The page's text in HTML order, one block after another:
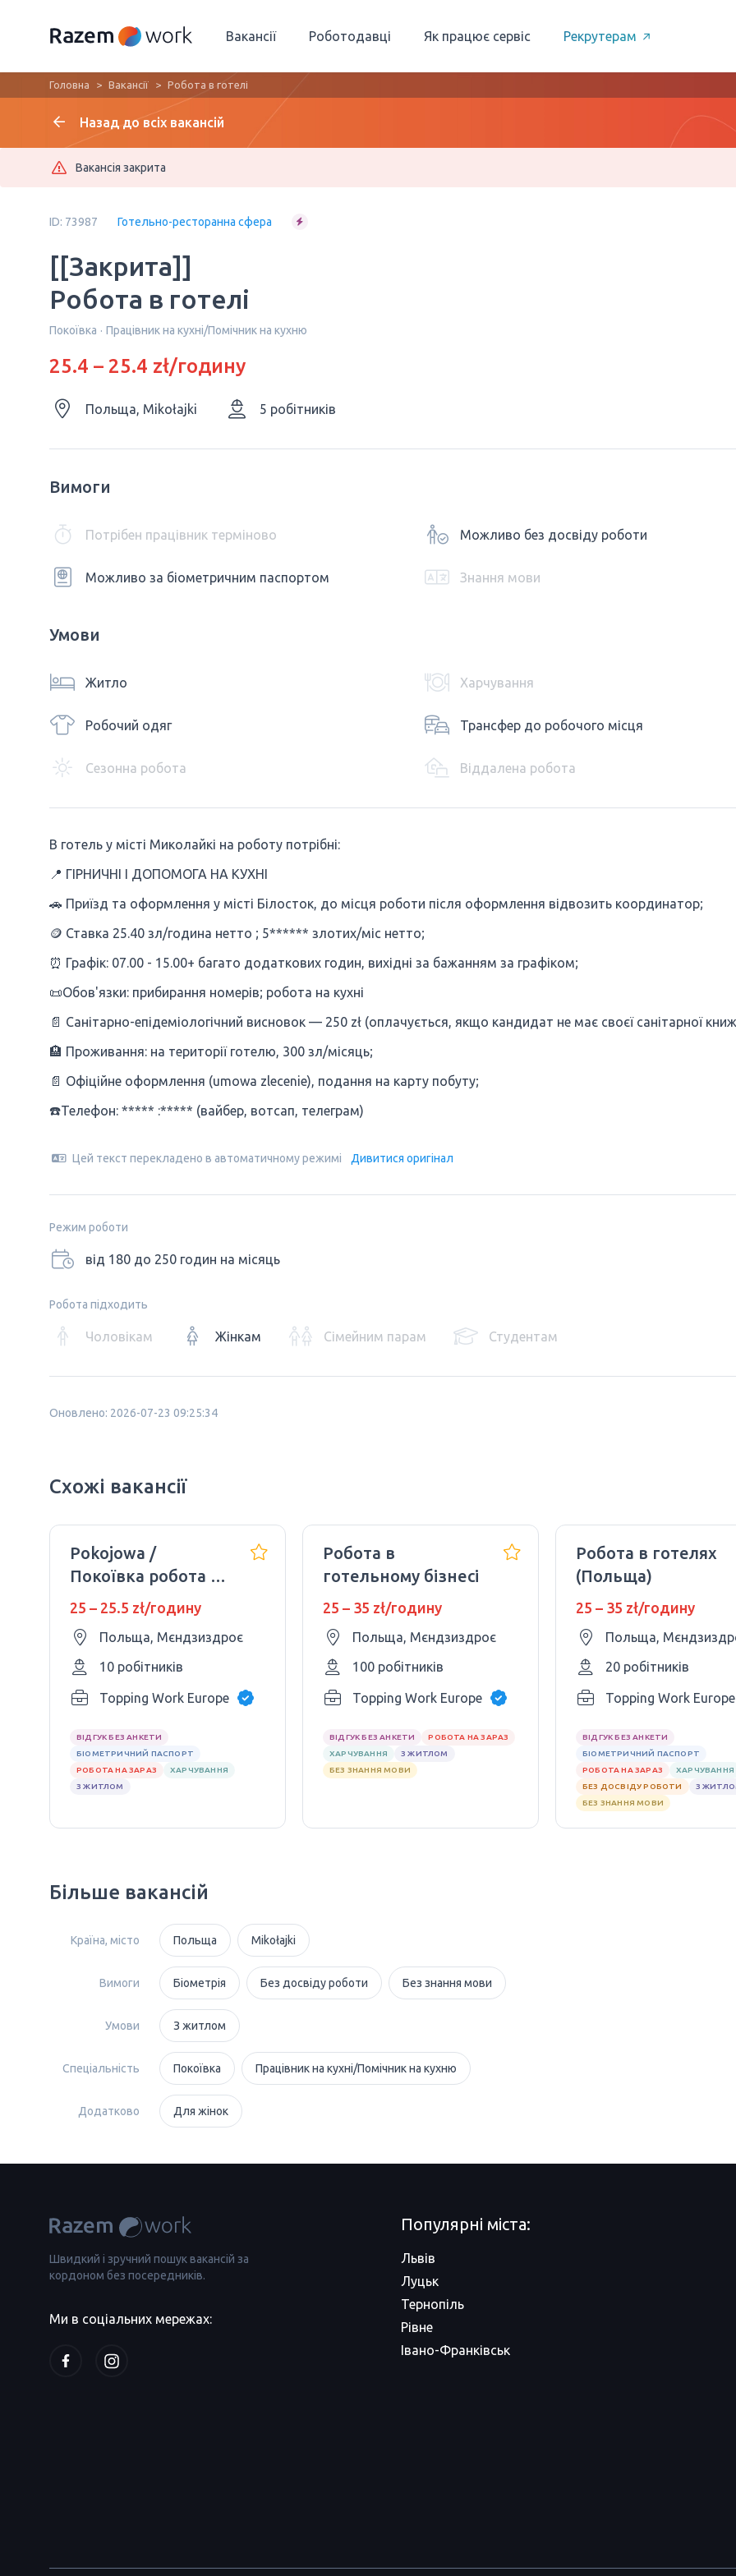
Вакансії Роботодавці Як працює сервіс Рекрутерам
Головна Вакансії Робота в готелі
Назад до всіх вакансій
Вакансія закрита
ID: 73987 Готельно-ресторанна сфера
[[Закрита]]
Робота в готелі
Покоївка Працівник на кухні/Помічник на кухню
25.4 – 25.4 zł/годину
Польща, Mikołajki 5 робітників
Вимоги
Потрібен працівник терміново Можливо без досвіду роботи
Можливо за біометричним паспортом Знання мови
Умови
Житло Харчування
Робочий одяг Трансфер до робочого місця
Сезонна робота Віддалена робота
В готель у місті Миколайкі на роботу потрібні:
📍 ГІРНИЧНІ І ДОПОМОГА НА КУХНІ
🚗 Приїзд та оформлення у місті Білосток, до місця роботи після оформлення відвозить координатор;
🪙 Ставка 25.40 зл/година нетто ; 5****** злотих/міс нетто;
⏰ Графік: 07.00 - 15.00+ багато додаткових годин, вихідні за бажанням за графіком;
📜Обов'язки: прибирання номерів; робота на кухні
📄 Санітарно-епідеміологічний висновок — 250 zł (оплачується, якщо кандидат не має своєї санітарної
🏨 Проживання: на території готелю, 300 зл/місяць;
📄 Офіційне оформлення (umowa zlecenie), подання на карту побуту;
☎️Телефон: ***** :***** (вайбер, вотсап, телеграм)
Цей текст перекладено в автоматичному режимі Дивитися оригінал
Режим роботи
від 180 до 250 годин на місяць
Робота підходить
Чоловікам Жінкам Сімейним парам Студентам
Оновлено: 2026-07-23 09:25:34
Схожі вакансії
Pokojowa /
Покоївка робота в
готелях
25 – 25.5 zł/годину
Польща, Мєндзиздроє
10 робітників
Topping Work Europe Sp. z.o.o
ВІДГУК БЕЗ АНКЕТИ
БІОМЕТРИЧНИЙ ПАСПОРТ
РОБОТА НА ЗАРАЗ
ХАРЧУВАННЯ
З ЖИТЛОМ
Робота в
готельному бізнесі
25 – 35 zł/годину
Польща, Мєндзиздроє
100 робітників
Topping Work Europe Sp. z.o.o
ВІДГУК БЕЗ АНКЕТИ
РОБОТА НА ЗАРАЗ
ХАРЧУВАННЯ
З ЖИТЛОМ
БЕЗ ЗНАННЯ МОВИ
Робота в готелях
(Польща)
25 – 35 zł/годину
Польща,
20 робітників
Topping Work Europe
ВІДГУК БЕЗ АНКЕТИ
БІОМЕТРИЧНИЙ ПАСПОРТ
РОБОТА НА ЗАРАЗ
ХАРЧУВАННЯ
БЕЗ ДОСВІДУ РОБОТИ
З
БЕЗ ЗНАННЯ МОВИ
Більше вакансій
Країна, місто Польща Mikołajki
Вимоги Біометрія Без досвіду роботи Без знання мови
Умови З житлом
Спеціальність Покоївка Працівник на кухні/Помічник на кухню
Додатково Для жінок
Швидкий і зручний пошук вакансій за
кордоном без посередників.
Ми в соціальних мережах:
Популярні міста:
Львів
Луцьк
Тернопіль
Рівне
Івано-Франківськ